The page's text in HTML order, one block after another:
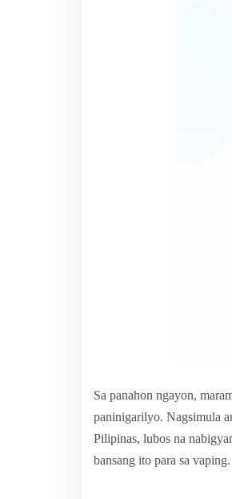
Sa panahon ngayon,
paninigarilyo. Nagsimula
Pilipinas, lubos na
bansang ito para sa vaping.